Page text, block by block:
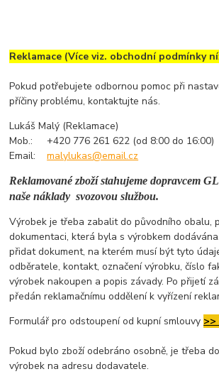
Reklamace (Více viz. obchodní podmínky
Pokud potřebujete odbornou pomoc při
příčiny problému, kontaktujte nás.
Lukáš Malý (Reklamace)
Mob.: +420 776 261 622 (od 8:00 do 16:00)
Email:malylukas@email.cz
Reklamované zboží stahujeme dopravcem
naše náklady svozovou službou.
Výrobek je třeba zabalit do původního obalu,
dokumentaci, která byla s výrobkem
přidat dokument, na kterém musí být tyto
odběratele, kontakt, označení výrobku, číslo
výrobek nakoupen a popis závady. Po přijetí
předán reklamačnímu oddělení k vyřízení
Formulář pro odstoupení od kupní smlouvy >>
Pokud bylo zboží odebráno osobně, je třeba
výrobek na adresu dodavatele.